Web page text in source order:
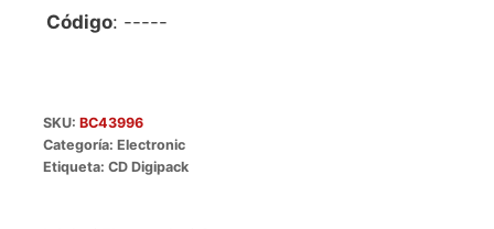
Código: -----
SKU: BC43996
Categoría: Electronic
Etiqueta: CD Digipack